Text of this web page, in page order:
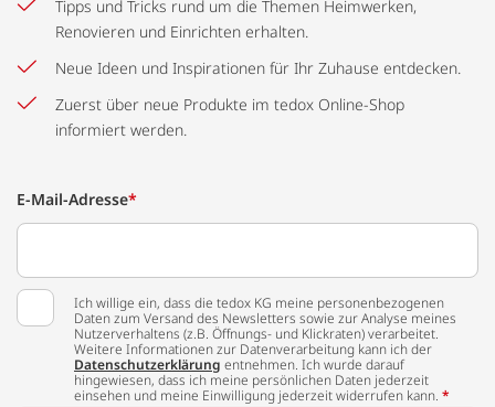
Tipps und Tricks rund um die Themen Heimwerken,
Renovieren und Einrichten erhalten.
Neue Ideen und Inspirationen für Ihr Zuhause entdecken.
Zuerst über neue Produkte im tedox Online-Shop
informiert werden.
E-Mail-Adresse*
Ich willige ein, dass die tedox KG meine personenbezogenen
Daten zum Versand des Newsletters sowie zur Analyse meines
Nutzerverhaltens (z.B. Öffnungs- und Klickraten) verarbeitet.
Weitere Informationen zur Datenverarbeitung kann ich der
Datenschutzerklärung entnehmen. Ich wurde darauf
hingewiesen, dass ich meine persönlichen Daten jederzeit
einsehen und meine Einwilligung jederzeit widerrufen kann. *